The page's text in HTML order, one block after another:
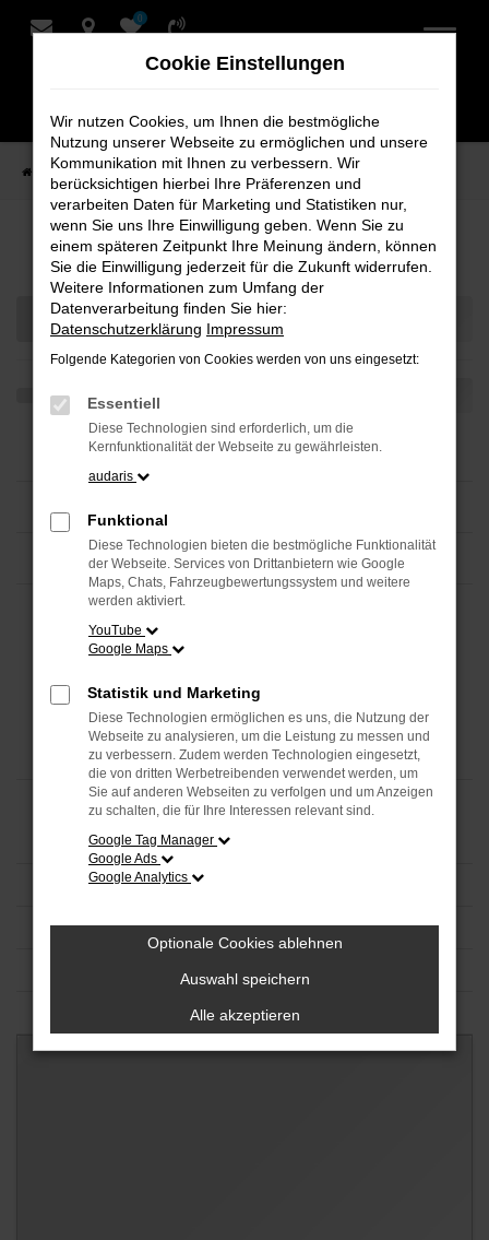
Zum
0
Startseite Teilen
Ihre Fahrzeugauswahl
Cookie Einstellungen
Wir nutzen Cookies, um Ihnen die bestmögliche
Nutzung unserer Webseite zu ermöglichen und unsere
Kommunikation mit Ihnen zu verbessern. Wir
berücksichtigen hierbei Ihre Präferenzen und
verarbeiten Daten für Marketing und Statistiken nur,
wenn Sie uns Ihre Einwilligung geben. Wenn Sie zu
einem späteren Zeitpunkt Ihre Meinung ändern, können
Sie die Einwilligung jederzeit für die Zukunft widerrufen.
Weitere Informationen zum Umfang der
Datenverarbeitung finden Sie hier:
Datenschutzerklärung Impressum
Folgende Kategorien von Cookies werden von uns eingesetzt:
Essentiell
Diese Technologien sind erforderlich, um die
Kernfunktionalität der Webseite zu gewährleisten.
audaris
Funktional
Diese Technologien bieten die bestmögliche Funktionalität
der Webseite. Services von Drittanbietern wie Google
Maps, Chats, Fahrzeugbewertungssystem und weitere
werden aktiviert.
YouTube
Google Maps
Statistik und Marketing
Diese Technologien ermöglichen es uns, die Nutzung der
Webseite zu analysieren, um die Leistung zu messen und
zu verbessern. Zudem werden Technologien eingesetzt,
die von dritten Werbetreibenden verwendet werden, um
Sie auf anderen Webseiten zu verfolgen und um Anzeigen
zu schalten, die für Ihre Interessen relevant sind.
Google Tag Manager
Google Ads
Google Analytics
Optionale Cookies ablehnen
Auswahl speichern
Alle akzeptieren